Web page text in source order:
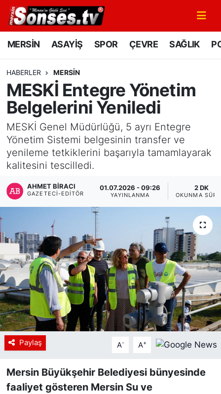
MERSİN ASAYİŞ SPOR ÇEVRE SAĞLIK
HABERLER MERSİN
MESKİ Entegre Yönetim
Belgelerini Yeniledi
MESKİ Genel Müdürlüğü, 5 ayrı Entegre
Yönetim Sistemi belgesinin transfer ve
yenileme tetkiklerini başarıyla tamamlayarak
kalitesini tescilledi.
AHMET BIRACI
GAZETECI-EDITÖR
01.07.2026 - 09:26
YAYINLANMA
2 DK
OKUNMA
Paylaş A- A+
Mersin Büyükşehir Belediyesi bünyesinde
faaliyet gösteren Mersin Su ve
MERSİN
SPOR
GÜNÜN MANŞETİ
DÜNYA
KÜLTÜR - SANAT
MAGAZİN
Siyaset
YEREL HABER
Haberde insan
Tanıtım
Mersin Nöbetçi Eczaneler
Mersin Namaz Vakitleri
Mersin Trafik Yoğunluk Haritası
Süper Lig Puan Durumu ve Fikstür
Tüm Manşetler
Son Dakika Haberleri